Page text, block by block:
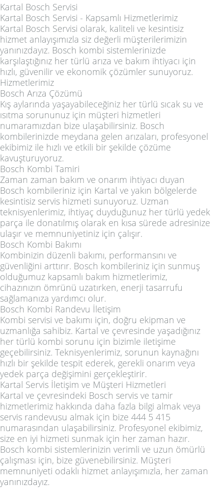
Kartal Bosch Servisi
Kartal Bosch Servisi - Kapsamlı Hizmetlerimiz
Kartal Bosch Servisi olarak, kaliteli ve kesintisiz
hizmet anlayışımızla siz değerli müşterilerimizin
yanınızdayız. Bosch kombi sistemlerinizde
karşılaştığınız her türlü arıza ve bakım ihtiyacı için
hızlı, güvenilir ve ekonomik çözümler sunuyoruz.
Hizmetlerimiz
Bosch Arıza Çözümü
Kış aylarında yaşayabileceğiniz her türlü sıcak su ve
ısıtma sorununuz için müşteri hizmetleri
numaramızdan bize ulaşabilirsiniz. Bosch
kombilerinizde meydana gelen arızaları, profesyonel
ekibimiz ile hızlı ve etkili bir şekilde çözüme
kavuşturuyoruz.
Bosch Kombi Tamiri
Zaman zaman bakım ve onarım ihtiyacı duyan
Bosch kombileriniz için Kartal ve yakın bölgelerde
kesintisiz servis hizmeti sunuyoruz. Uzman
teknisyenlerimiz, ihtiyaç duyduğunuz her türlü yedek
parça ile donatılmış olarak en kısa sürede adresinize
ulaşır ve memnuniyetiniz için çalışır.
Bosch Kombi Bakımı
Kombinizin düzenli bakımı, performansını ve
güvenliğini arttırır. Bosch kombileriniz için sunmuş
olduğumuz kapsamlı bakım hizmetlerimiz,
cihazınızın ömrünü uzatırken, enerji tasarrufu
sağlamanıza yardımcı olur.
Bosch Kombi Randevu İletişim
Kombi servisi ve bakımı için, doğru ekipman ve
uzmanlığa sahibiz. Kartal ve çevresinde yaşadığınız
her türlü kombi sorunu için bizimle iletişime
geçebilirsiniz. Teknisyenlerimiz, sorunun kaynağını
hızlı bir şekilde tespit ederek, gerekli onarım veya
yedek parça değişimini gerçekleştirir.
Kartal Servis İletişim ve Müşteri Hizmetleri
Kartal ve çevresindeki Bosch servis ve tamir
hizmetlerimiz hakkında daha fazla bilgi almak veya
servis randevusu almak için bize 444 5 415
numarasından ulaşabilirsiniz. Profesyonel ekibimiz,
size en iyi hizmeti sunmak için her zaman hazır.
Bosch kombi sistemlerinizin verimli ve uzun ömürlü
çalışması için, bize güvenebilirsiniz. Müşteri
memnuniyeti odaklı hizmet anlayışımızla, her zaman
yanınızdayız.